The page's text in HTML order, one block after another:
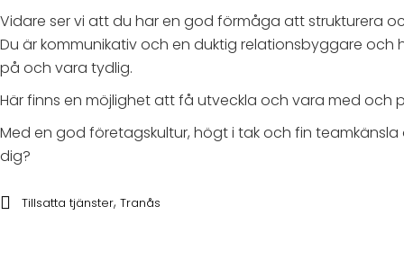
Vidare ser vi att du har en god förmåga att strukturera
Du är kommunikativ och en duktig relationsbyggare
på och vara tydlig.
Här finns en möjlighet att få utveckla och vara med och
Med en god företagskultur, högt i tak och fin
dig?
Tillsatta tjänster, Tranås